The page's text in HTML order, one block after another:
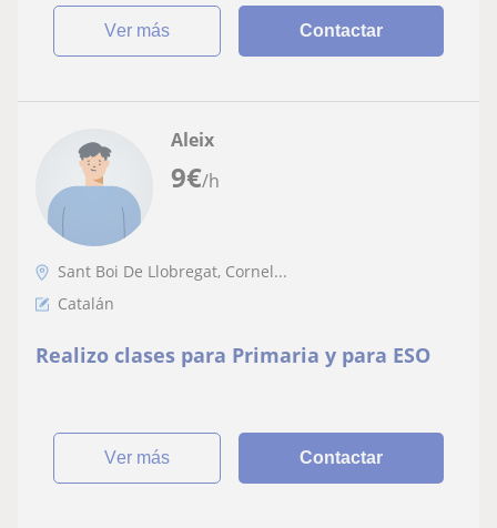
ver más Contactar
9€/h
Aleix
Sant Boi De Llobregat, Cornel...
Catalán
Realizo clases para Primaria y para ESO
ver más Contactar